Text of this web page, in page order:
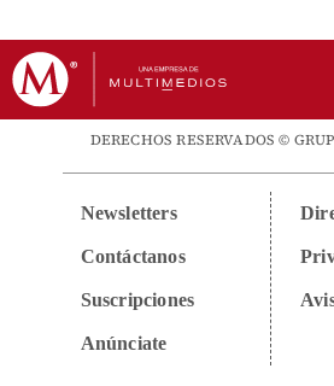
DERECHOS RESERVADOS ©
Newsletters
Contáctanos
Suscripciones
Anúnciate